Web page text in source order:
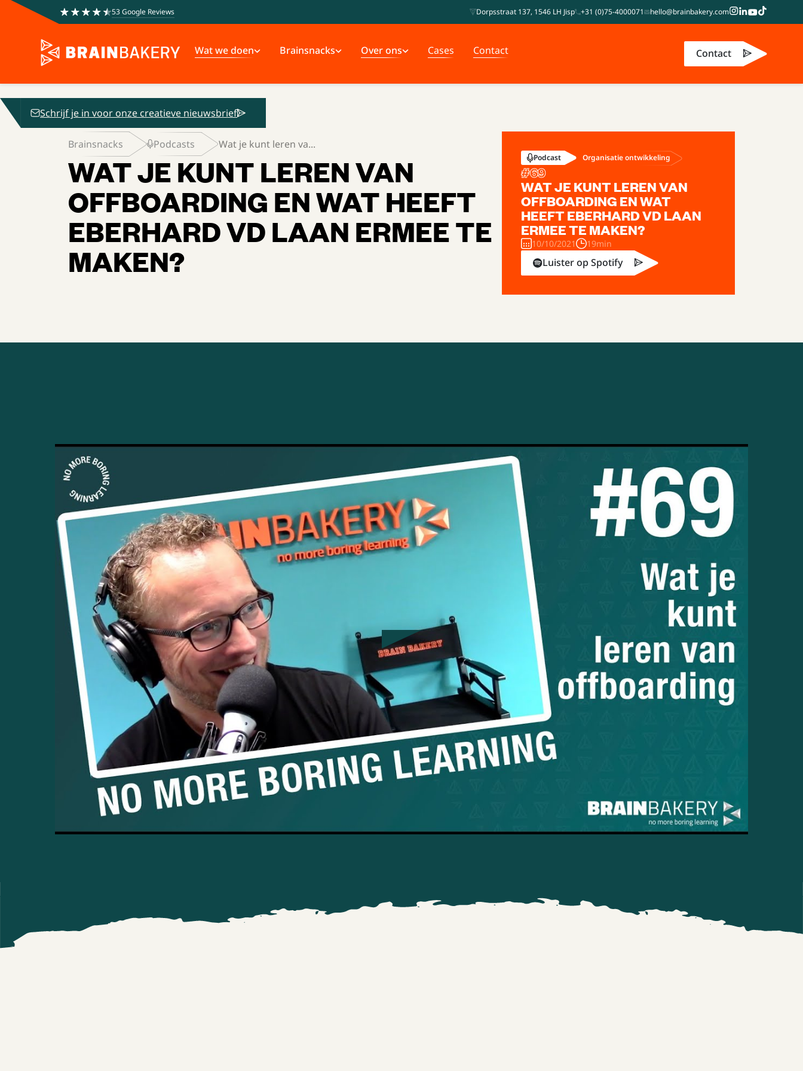
53 Google Reviews Dorpsstraat 137, 1546 LH Jisp +31 (0)75-4000071 hello@brainbakery.com
Wat we doen Brainsnacks Over ons Cases Contact Contact
Schrijf je in voor onze creatieve nieuwsbrief
Brainsnacks Podcasts Wat je kunt leren va...
WAT JE KUNT LEREN VAN
OFFBOARDING EN WAT HEEFT
EBERHARD VD LAAN ERMEE TE
MAKEN?
Podcast Organisatie ontwikkeling
#69
WAT JE KUNT LEREN VAN
OFFBOARDING EN WAT
HEEFT EBERHARD VD LAAN
ERMEE TE MAKEN?
10/10/2021 19min
Luister op Spotify